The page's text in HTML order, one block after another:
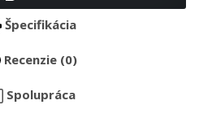
Špecifikácia
Recenzie (0)
Spolupráca